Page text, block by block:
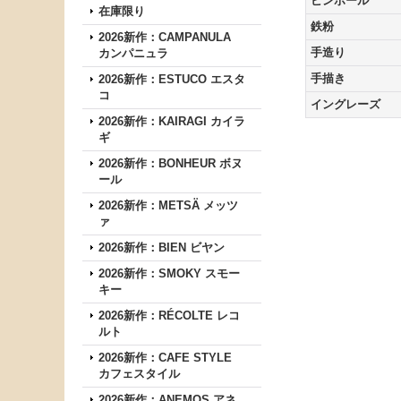
在庫限り
2026新作：CAMPANULA
カンパニュラ
2026新作：ESTUCO エスタ
コ
2026新作：KAIRAGI カイラ
ギ
2026新作：BONHEUR ボヌ
ール
2026新作：METSÄ メッツ
ァ
2026新作：BIEN ビヤン
2026新作：SMOKY スモー
キー
2026新作：RÉCOLTE レコ
ルト
2026新作：CAFE STYLE
カフェスタイル
鉄粉
手造り
手描き
イングレーズ